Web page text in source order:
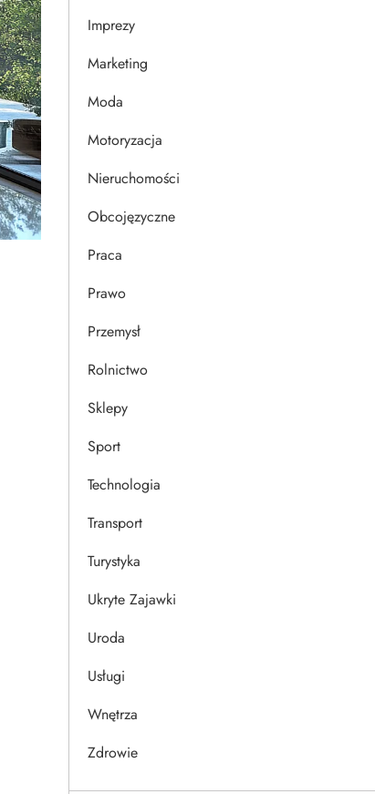
Imprezy
Marketing
Moda
Motoryzacja
Nieruchomości
Obcojęzyczne
Praca
Prawo
Przemysł
Rolnictwo
Sklepy
Sport
Technologia
Transport
Turystyka
Ukryte Zajawki
Uroda
Usługi
Wnętrza
Zdrowie